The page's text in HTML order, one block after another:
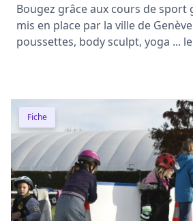
Bougez grâce aux cours de
mis en place par la ville de
poussettes, body sculpt, yoga ...
Fiche